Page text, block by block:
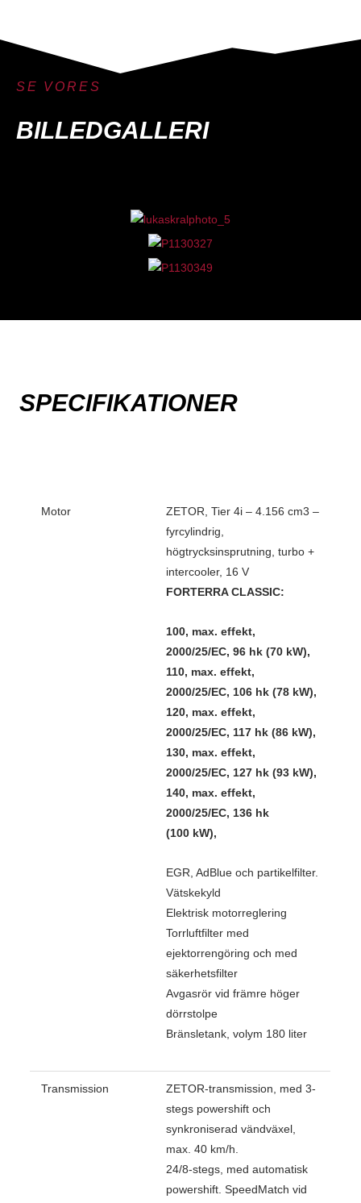
SE VORES
BILLEDGALLERI
SPECIFIKATIONER
Motor
ZETOR, Tier 4i – 4.156 cm3 –
fyrcylindrig,
högtrycksinsprutning, turbo +
intercooler, 16 V
FORTERRA CLASSIC:
100, max. effekt,
2000/25/EC, 96 hk (70 kW),
110, max. effekt,
2000/25/EC, 106 hk (78 kW),
120, max. effekt,
2000/25/EC, 117 hk (86 kW),
130, max. effekt,
2000/25/EC, 127 hk (93 kW),
140, max. effekt,
2000/25/EC, 136 hk
(100 kW),
EGR, AdBlue och partikelfilter.
Vätskekyld
Elektrisk motorreglering
Torrluftfilter med
ejektorrengöring och med
säkerhetsfilter
Avgasrör vid främre höger
dörrstolpe
Bränsletank, volym 180 liter
Transmission
ZETOR-transmission, med 3-
stegs powershift och
synkroniserad vändväxel,
max. 40 km/h.
24/8-stegs, med automatisk
powershift. SpeedMatch vid